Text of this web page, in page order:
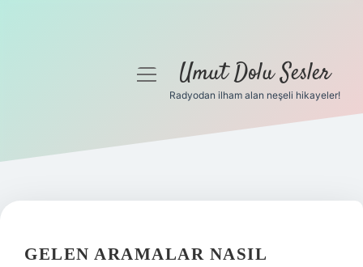
Gizlilik Politikası
Yasal Uyarı
menüyüUmut Dolu Sesler
Radyodan ilham alan neşeli hikayeler!
GELEN ARAMALAR NASIL